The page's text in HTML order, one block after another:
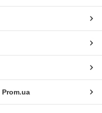
Prom.ua